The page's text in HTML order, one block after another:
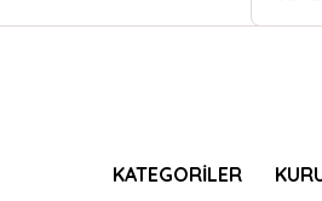
KATEGORİLER